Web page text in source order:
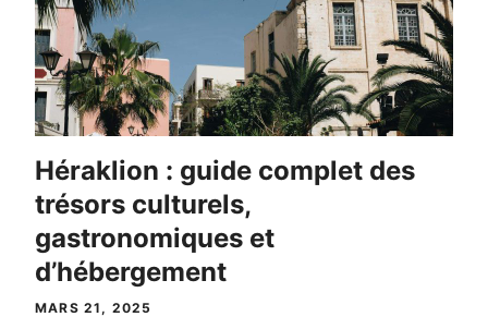
Héraklion : guide complet des
trésors culturels,
gastronomiques et
d’hébergement
MARS 21, 2025